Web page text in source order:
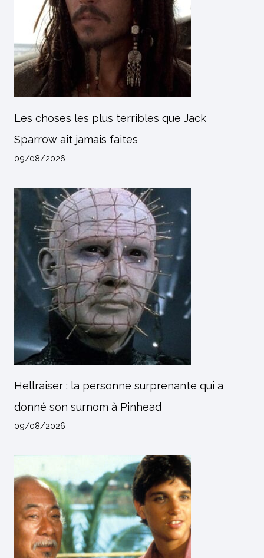
Les choses les plus terribles que Jack
Sparrow ait jamais faites
09/08/2026
Hellraiser : la personne surprenante qui a
donné son surnom à Pinhead
09/08/2026